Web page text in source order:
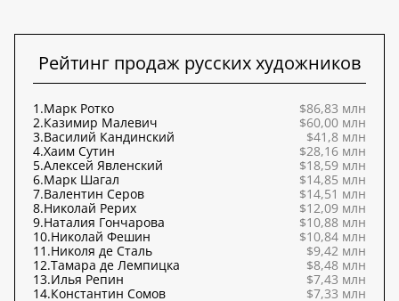
Рейтинг продаж русских художников
1.Марк Ротко
$86,83 млн
2.Казимир Малевич
$60,00 млн
3.Василий Кандинский
$41,8 млн
4.Хаим Сутин
$28,16 млн
5.Алексей Явленский
$18,59 млн
6.Марк Шагал
$14,85 млн
7.Валентин Серов
$14,51 млн
8.Николай Рерих
$12,09 млн
9.Наталия Гончарова
$10,88 млн
10.Николай Фешин
$10,84 млн
11.Николя де Сталь
$9,42 млн
12.Тамара де Лемпицка
$8,48 млн
13.Илья Репин
$7,43 млн
14.Константин Сомов
$7,33 млн